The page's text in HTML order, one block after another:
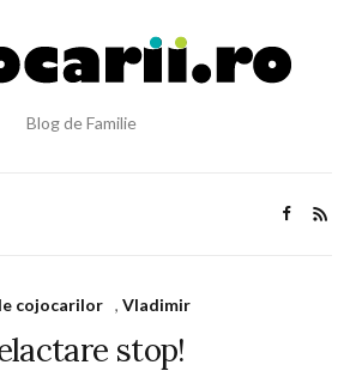
Blog de Familie
cojocarilor , Vladimir
stop!